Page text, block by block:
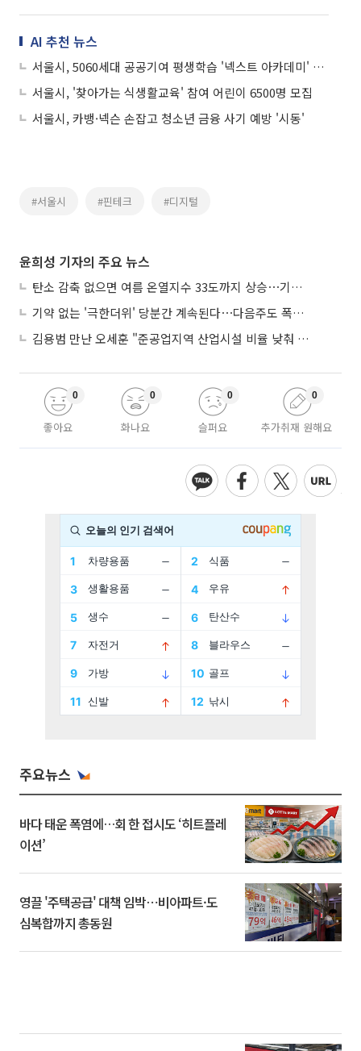
AI 추천 뉴스
서울시, 5060세대 공공기여 평생학습 '넥스트 아카데미' 참여자 모집
서울시, '찾아가는 식생활교육' 참여 어린이 6500명 모집
서울시, 카뱅·넥슨 손잡고 청소년 금융 사기 예방 '시동'
#서울시 #핀테크 #디지털
윤희성 기자의 주요 뉴스
탄소 감축 없으면 여름 온열지수 33도까지 상승⋯기상청, 2100년 미래전망
기약 없는 '극한더위' 당분간 계속된다⋯다음주도 폭염·열대야 지속
김용범 만난 오세훈 "준공업지역 산업시설 비율 낮춰 공급 늘려야"
좋아요
0
화나요
0
슬퍼요
0
추가취재 원해요
0
주요뉴스
바다 태운 폭염에…회 한 접시도 ‘히트플레
이션’
영끌 '주택공급' 대책 임박⋯비아파트·도
심복합까지 총동원